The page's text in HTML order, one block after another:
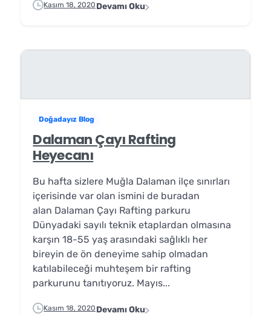
Kasım 18, 2020 Devamı Oku
Doğadayız Blog
Dalaman Çayı Rafting
Heyecanı
Bu hafta sizlere Muğla Dalaman ilçe sınırları
içerisinde var olan ismini de buradan
alan Dalaman Çayı Rafting parkuru
Dünyadaki sayılı teknik etaplardan olmasına
karşın 18-55 yaş arasındaki sağlıklı her
bireyin de ön deneyime sahip olmadan
katılabileceği muhteşem bir rafting
parkurunu tanıtıyoruz. Mayıs...
Kasım 18, 2020 Devamı Oku